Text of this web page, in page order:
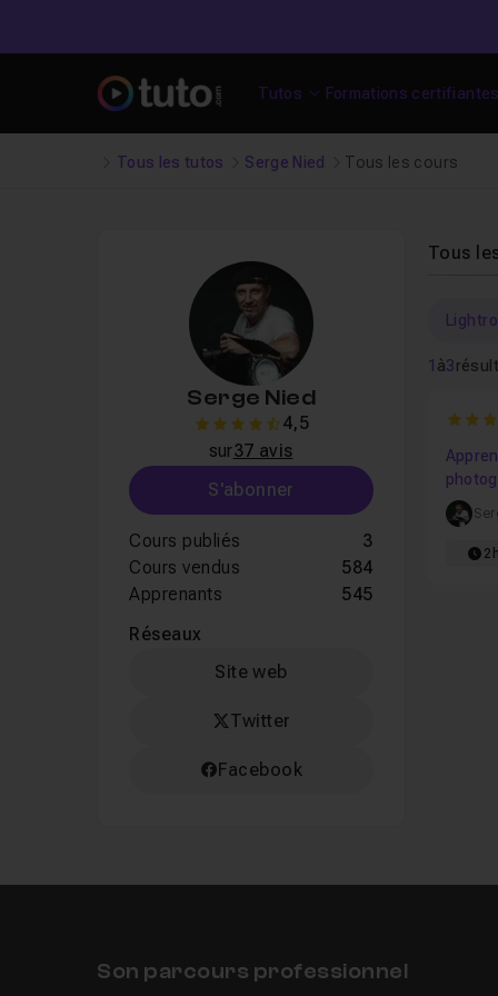
Tutos Formations
Tous les tutos Serge Nied Tous les cours
Serge Nied
4.5
4,5
sur37 avis
S'abonner
Cours publiés
3
Cours vendus
584
Apprenants
545
Réseaux
Site web
Twitter
Facebook
Tous
1 à3
4.56
Son parcours professionnel